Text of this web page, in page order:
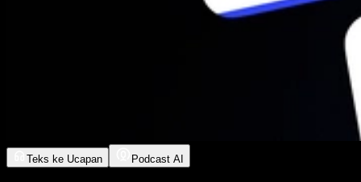
Teks ke Ucapan Podcast AI